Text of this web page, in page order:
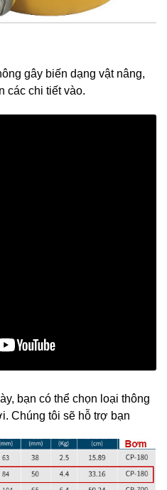
gây biến dạng vật nâng,
các chi tiết vào.
bạn có thể chọn loại thông
Chúng tôi sẽ hỗ trợ bạn